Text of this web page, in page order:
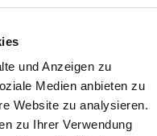
und Anzeigen zu
Medien anbieten zu
Website zu analysieren.
zu Ihrer Verwendung
da wir nur an
zustellen
dürfen wir leider
verschicken!